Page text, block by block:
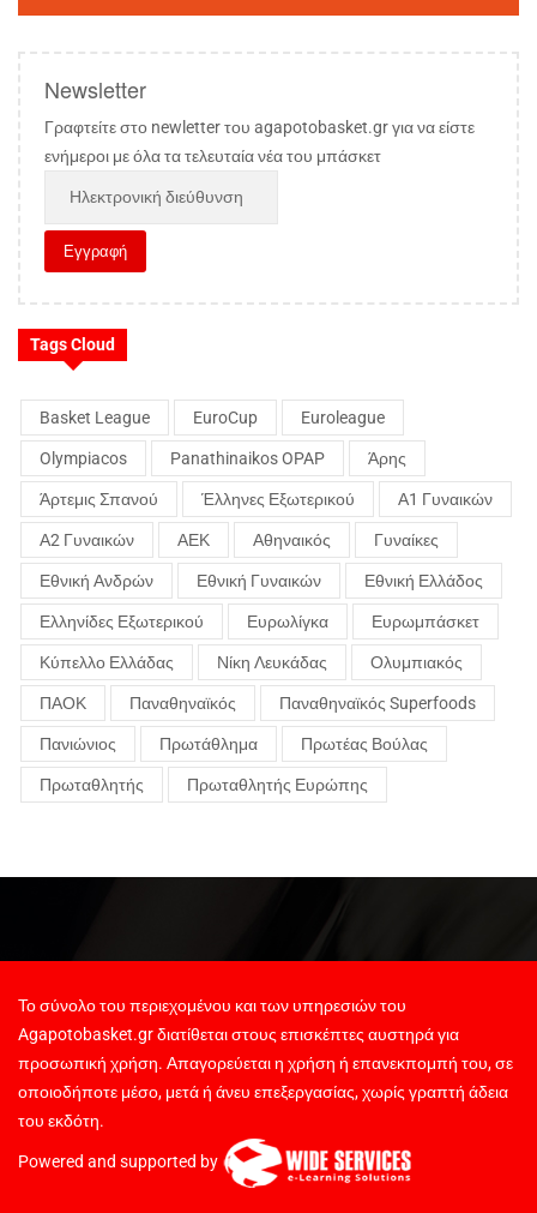
Newsletter
Γραφτείτε στο newletter του agapotobasket.gr για να είστε
ενήμεροι με όλα τα τελευταία νέα του μπάσκετ
Tags Cloud
Basket League EuroCup Euroleague
Olympiacos Panathinaikos OPAP Άρης
Άρτεμις Σπανού Έλληνες Εξωτερικού Α1 Γυναικών
Α2 Γυναικών ΑΕΚ Αθηναικός Γυναίκες
Εθνική Ανδρών Εθνική Γυναικών Εθνική Ελλάδος
Ελληνίδες Εξωτερικού Ευρωλίγκα Ευρωμπάσκετ
Κύπελλο Ελλάδας Νίκη Λευκάδας Ολυμπιακός
ΠΑΟΚ Παναθηναϊκός Παναθηναϊκός Superfoods
Πανιώνιος Πρωτάθλημα Πρωτέας Βούλας
Πρωταθλητής Πρωταθλητής Ευρώπης
Το σύνολο του περιεχομένου και των υπηρεσιών του
Agapotobasket.gr διατίθεται στους επισκέπτες αυστηρά για
προσωπική χρήση. Απαγορεύεται η χρήση ή επανεκπομπή του, σε
οποιοδήποτε μέσο, μετά ή άνευ επεξεργασίας, χωρίς γραπτή άδεια
του εκδότη.
Powered and supported by